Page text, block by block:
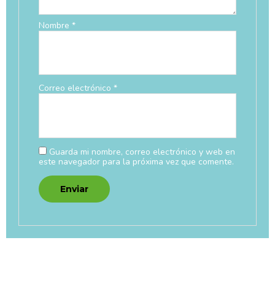
Nombre *
Correo electrónico *
Guarda mi nombre, correo electrónico y web en
este navegador para la próxima vez que comente.